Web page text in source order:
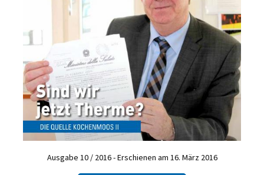
Ausgabe 10 / 2016 - Erschienen am 16. März 2016